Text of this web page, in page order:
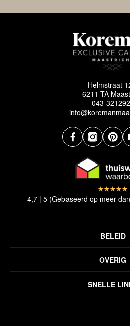
Helmstraat
6211 TA
043-
SNELLE
OVERIG
BELEID
Verzendbeleid
4,7 | 5 (Gebaseerd op meer